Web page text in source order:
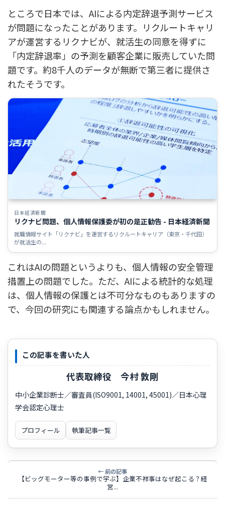
ところで日本では、AIによる内定辞退予測サービス
が問題になったことがあります。リクルートキャリ
アが運営するリクナビが、就活生の同意を得ずに
「内定辞退率」の予測を顧客企業に販売していた問
題です。約8千人のデータが無断で第三者に提供さ
れたそうです。
日本経済新聞
リクナビ問題、個人情報保護委が初の是正勧告 - 日本経済新聞
就職情報サイト「リクナビ」を運営するリクルートキャリア（東京・千代田）
が就活生の...
これはAIの問題というよりも、個人情報の安全管理
措置上の問題でした。ただ、AIによる統計的な処理
は、個人情報の保護とは不可分なものもありますの
で、今回の研究にも関連する論点かもしれません。
この記事を書いた人
代表取締役 今村 敦剛
中小企業診断士／審査員(ISO9001, 14001, 45001)／日本心理
学会認定心理士
プロフィール 執筆記事一覧
← 前の記事
【ビッグモーター等の事例で学ぶ】企業不祥事はなぜ起こる？経
営...